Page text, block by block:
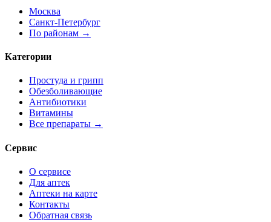
Москва
Санкт-Петербург
По районам →
Категории
Простуда и грипп
Обезболивающие
Антибиотики
Витамины
Все препараты →
Сервис
О сервисе
Для аптек
Аптеки на карте
Контакты
Обратная связь